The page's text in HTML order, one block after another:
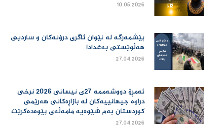
10.05.2026
پێشمەرگە لە نێوان ئاگری درۆنەکان و ساردیی
هەڵوێستی بەغدادا
27.04.2026
ئەمڕۆ دووشەممە 27ی نیسانی 2026 نرخی
دراوە جیهانییەكان لە بازاڕەكانی هەرێمی
كوردستان بەم شێوەیە مامەڵەی پێوەدەكرێت
27.04.2026